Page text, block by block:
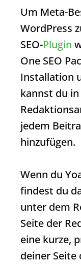
Um Meta-
WordPress
SEO-Plugin
One SEO
Installation
kannst du
jedem
hinzufügen.
Wenn du
findest du
unter dem
Seite der
eine kurze,
deiner Seite